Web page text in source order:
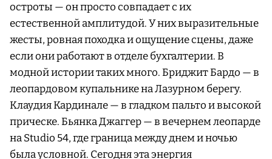
остроты — он просто совпадает с их
естественной амплитудой. У них выразительные
жесты, ровная походка и ощущение сцены, даже
если они работают в отделе бухгалтерии. В
модной истории таких много. Бриджит Бардо — в
леопардовом купальнике на Лазурном берегу.
Клаудия Кардинале — в гладком пальто и высокой
прическе. Бьянка Джаггер — в вечернем леопарде
на Studio 54, где граница между днем и ночью
была условной. Сегодня эта энергия